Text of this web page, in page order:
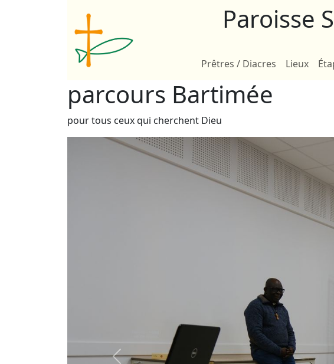
Paroisse
Prêtres / Diacres
Lieux
parcours Bartimée
pour tous ceux qui cherchent Dieu